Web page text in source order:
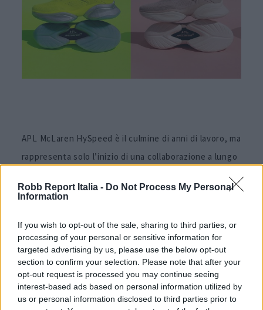
Robb Report Italia - Do Not Process My Personal
Information
If you wish to opt-out of the sale, sharing to third parties, or
processing of your personal or sensitive information for
targeted advertising by us, please use the below opt-out
section to confirm your selection. Please note that after your
opt-out request is processed you may continue seeing
interest-based ads based on personal information utilized by
us or personal information disclosed to third parties prior to
APL McLaren HySpeed è il culmine di anni di lavoro, ma
rappresenta solo l’inizio di una collaborazione a lungo
White/McLaren Orange, White/Black/Ombre, Rose
Dust/Creme, Energy/Metallic Silver e McLaren Orange
è racchiusa in una scatola dal design speciale.
Contiene infatti il disegno della McLaren F1, una delle
supercar più incredibili mai realizzate.